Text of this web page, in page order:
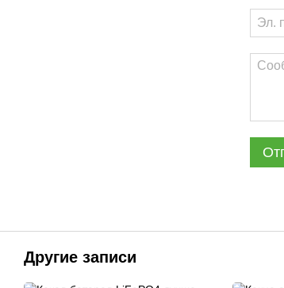
Другие записи